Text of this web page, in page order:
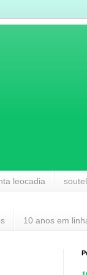
leocadia
10 anos em